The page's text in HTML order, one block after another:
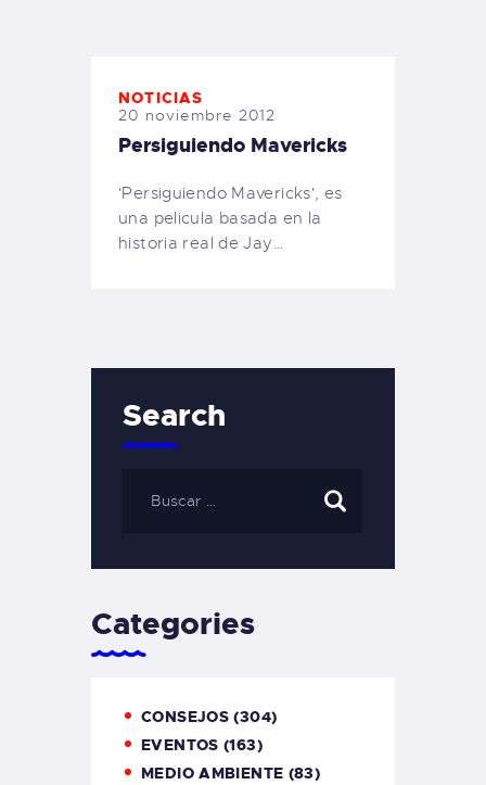
NOTICIAS
20 noviembre 2012
Persiguiendo Mavericks
'Persiguiendo Mavericks', es
una pelicula basada en la
historia real de Jay…
Search
Categories
CONSEJOS (304)
EVENTOS (163)
MEDIO AMBIENTE (83)